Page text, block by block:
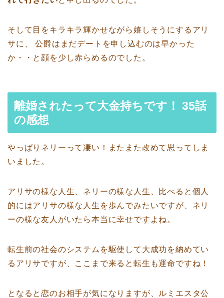
そして目をキラキラ輝かせながら嬉しそうにするアリ
サに、 公爵はまだデートを申し込むのは早かった
か・・と顔を少し赤らめるのでした。
離婚されたって大金持ちです！ 35話
の感想
やっぱりネリーって凄い！またまた改めて思ってしま
いました。
アリサの様な人生、ネリーの様な人生、比べると個人
的にはアリサの様な人生を歩んでみたいですが、ネリ
ーの様な友人がいたら本当に幸せですよね。
転生前の社会のシステムを駆使して大成功を納めてい
るアリサですが、ここまで来ると転生も運命ですね！
となると恋のお相手が気になりますが、ルミエスタ公